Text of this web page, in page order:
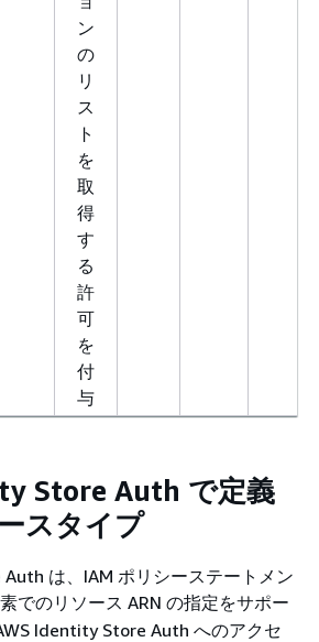
ン
の
リ
ス
ト
を
取
得
す
る
許
可
を
付
与
Store Auth で定義
スタイプ
は、IAM ポリシーステートメン
でのリソース ARN の指定をサポー
Identity Store Auth へのアクセ